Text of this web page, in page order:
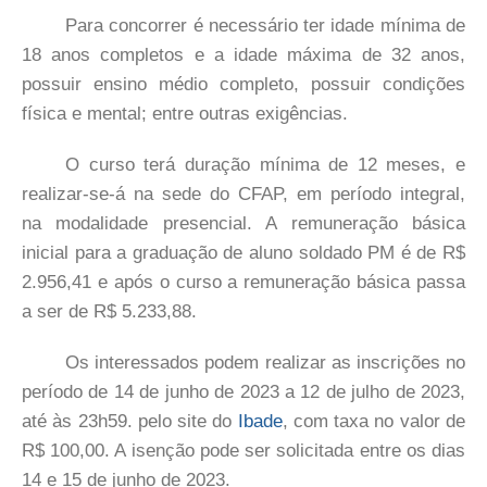
Para concorrer é necessário ter idade mínima de
18 anos completos e a idade máxima de 32 anos,
possuir ensino médio completo, possuir condições
física e mental; entre outras exigências.
O curso terá duração mínima de 12 meses, e
realizar-se-á na sede do CFAP, em período integral,
na modalidade presencial. A remuneração básica
inicial para a graduação de aluno soldado PM é de R$
2.956,41 e após o curso a remuneração básica passa
a ser de R$ 5.233,88.
Os interessados podem realizar as inscrições no
período de 14 de junho de 2023 a 12 de julho de 2023,
até às 23h59. pelo site do Ibade, com taxa no valor de
R$ 100,00. A isenção pode ser solicitada entre os dias
14 e 15 de junho de 2023.